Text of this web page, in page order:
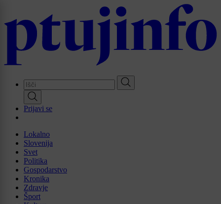
main
Prijavi se
Lokalno
Slovenija
Svet
Politika
Gospodarstvo
Kronika
Zdravje
Šport